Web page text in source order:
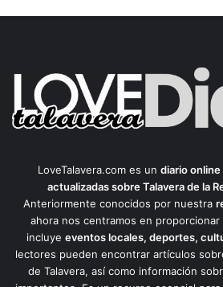
LoveTalavera.com es un diario online
actualizadas sobre Talavera de la
Anteriormente conocidos por nuestra
ahora nos centramos en
incluye eventos locales, deportes,
lectores pueden encontrar artículos
de Talavera, así como información